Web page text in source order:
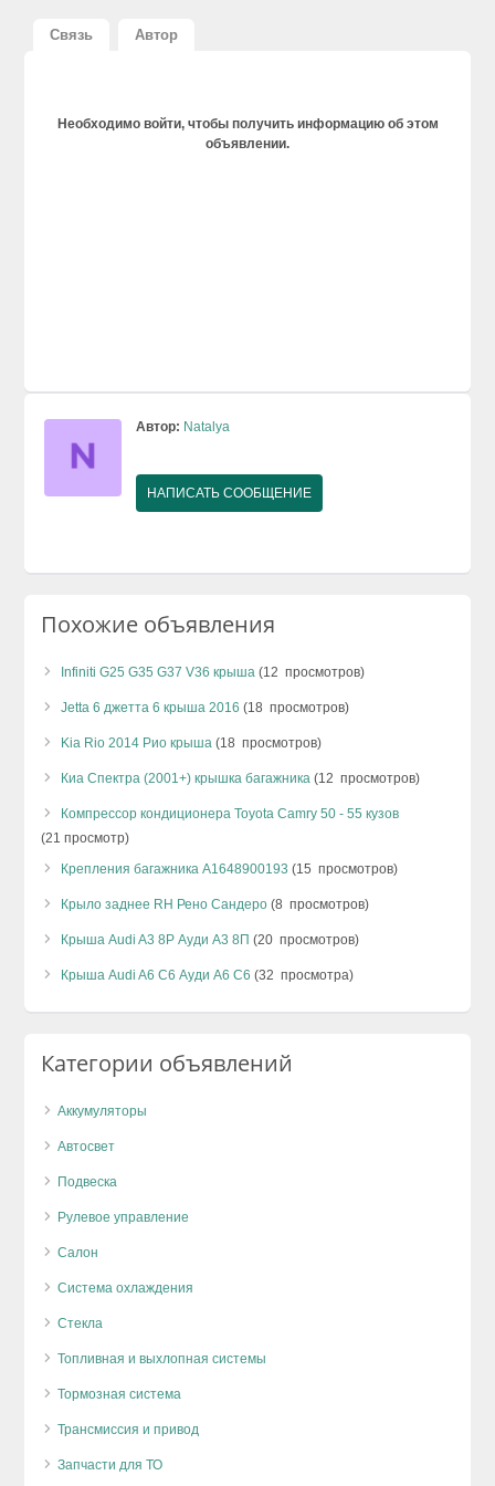
Связь Автор
Необходимо войти, чтобы получить информацию об этом
объявлении.
Автор: Natalya
НАПИСАТЬ СООБЩЕНИЕ
Похожие объявления
Infiniti G25 G35 G37 V36 крыша (12 просмотров)
Jetta 6 джетта 6 крыша 2016 (18 просмотров)
Kia Rio 2014 Рио крыша (18 просмотров)
Киа Спектра (2001+) крышка багажника (12 просмотров)
Компрессор кондиционера Toyota Camry 50 - 55 кузов
(21 просмотр)
Крепления багажника A1648900193 (15 просмотров)
Крыло заднее RH Рено Сандеро (8 просмотров)
Крыша Audi A3 8P Ауди А3 8П (20 просмотров)
Крыша Audi A6 C6 Ауди А6 С6 (32 просмотра)
Категории объявлений
Аккумуляторы
Автосвет
Подвеска
Рулевое управление
Салон
Система охлаждения
Стекла
Топливная и выхлопная системы
Тормозная система
Трансмиссия и привод
Запчасти для ТО